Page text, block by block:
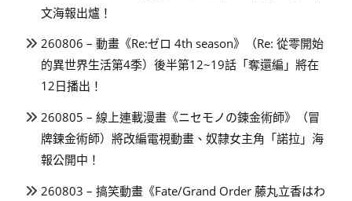
文海報出爐！
260806 – 動畫《Re:ゼロ 4th season》（Re: 從零開始
的異世界生活第4季）後半第12~19話「奪還編」將在
12日播出！
260805 – 線上連載漫畫《ニセモノの錬金術師》（冒
牌鍊金術師）將改編電視動畫、奴隸女主角「諾拉」海
報公開中！
260803 – 搞笑動畫《Fate/Grand Order 藤丸立香はわ